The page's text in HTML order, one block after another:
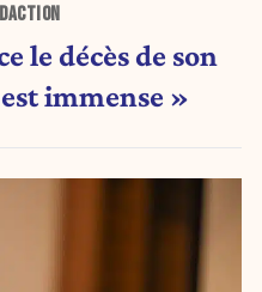
le décès de son
immense »